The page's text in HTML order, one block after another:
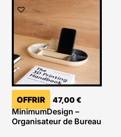
OFFRIR 47,00€
MinimumDesign –
Organisateur de Bureau